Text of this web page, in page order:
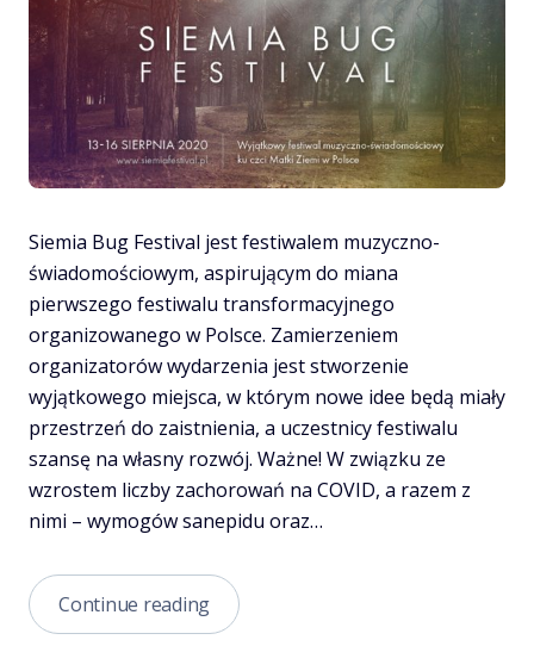
wydarzenie,
któremu
patronujemy
przeniesione
na
wiosnę/lato
2021
Siemia Bug Festival jest festiwalem muzyczno-
świadomościowym, aspirującym do miana
pierwszego festiwalu transformacyjnego
organizowanego w Polsce. Zamierzeniem
organizatorów wydarzenia jest stworzenie
wyjątkowego miejsca, w którym nowe idee będą miały
przestrzeń do zaistnienia, a uczestnicy festiwalu
szansę na własny rozwój. Ważne! W związku ze
wzrostem liczby zachorowań na COVID, a razem z
nimi – wymogów sanepidu oraz…
Continue readingSiemia
Bug